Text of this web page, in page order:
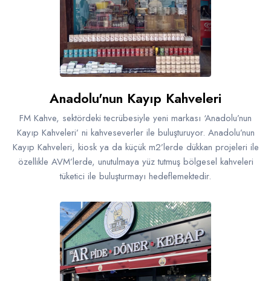
Anadolu'nun Kayıp Kahveleri
FM Kahve, sektördeki tecrübesiyle yeni markası ‘Anadolu’nun
Kayıp Kahveleri’ ni kahveseverler ile buluşturuyor. Anadolu’nun
Kayıp Kahveleri, kiosk ya da küçük m2’lerde dükkan projeleri ile
özellikle AVM’lerde, unutulmaya yüz tutmuş bölgesel kahveleri
tüketici ile buluşturmayı hedeflemektedir.